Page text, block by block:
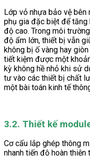
Lớp vỏ nhựa bảo vệ
phụ gia đặc biệt để tăng
độ cao. Trong môi
độ ẩm lớn, thiết bị vẫn
không bị ố vàng hay
tiết kiệm được một
kỳ không hề nhỏ khi sử
tư vào các thiết bị chất
một bài toán kinh tế
3.2. Thiết kế
Cơ cấu lắp ghép thông
nhanh tiến độ hoàn